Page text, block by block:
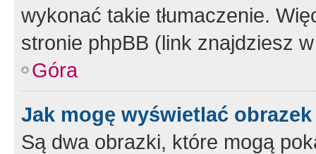
wykonać takie tłumaczenie.
stronie phpBB (link znajdziesz
Góra
Jak mogę wyświetlać
Są dwa obrazki, które mogą